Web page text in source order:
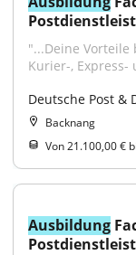
"...Deine Vorteile
Kurier-,
Deutsche Post &
Backnang
Von 21.100,00 €
Ausbildung